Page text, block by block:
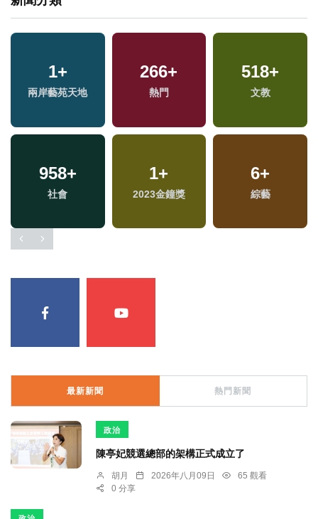
1+
兩岸藝苑天地
266+
熱門
518+
文教
958+
社會
1+
2023金鐘獎
6+
綜藝
最新新聞 熱門新聞
政治
陳亭妃競選總部的架構正式成立了
胡月 2026年八月09日
65 觀看
0 分享